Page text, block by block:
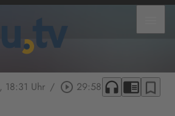
, 18:31 Uhr / play_circle_outline 29:58 headphones chrome_reader_mode bookmark_border